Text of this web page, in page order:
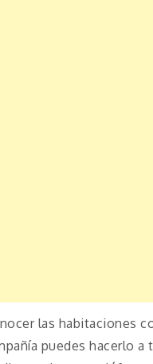
las habitaciones
puedes hacerlo a